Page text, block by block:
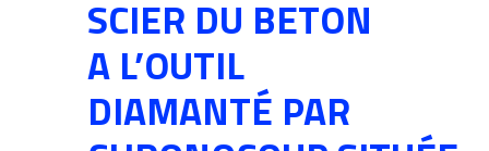
SCIER DU BETON
A L’OUTIL
DIAMANTÉ PAR